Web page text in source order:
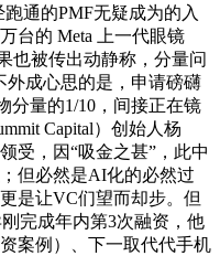
跑通的PMF无疑成为的入
台的 Meta 上一代眼镜
也被传出动静称，分量问
外成心思的是，申请磅礴
分量的1/10，间接正在镜
Capital）创始人杨
受，因“吸金之甚”，此中
但必然是AI化的必然过
是让VC们望而却步。但
完成年内第3次融资，他
案例）、下一取代代手机